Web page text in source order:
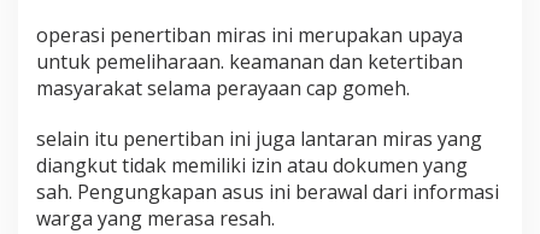
operasi penertiban miras ini merupakan upaya
untuk pemeliharaan. keamanan dan ketertiban
masyarakat selama perayaan cap gomeh.
selain itu penertiban ini juga lantaran miras yang
diangkut tidak memiliki izin atau dokumen yang
sah. Pengungkapan asus ini berawal dari informasi
warga yang merasa resah.